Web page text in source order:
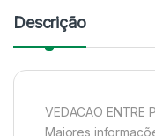
Descrição
VEDACAO ENTRE
Maiores